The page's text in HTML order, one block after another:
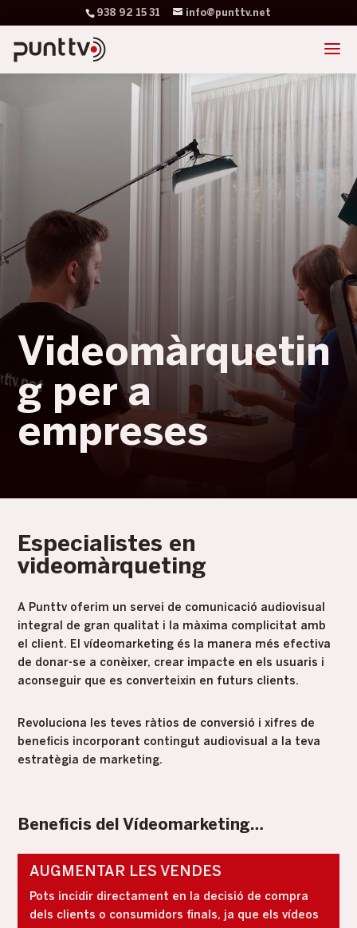
938 92 15 31 info@punttv.net
Videomàrquetin
g per a
empreses
Especialistes en
videomàrqueting
A Punttv oferim un servei de comunicació audiovisual
integral de gran qualitat i la màxima complicitat amb
el client. El vídeomarketing és la manera més efectiva
de donar-se a conèixer, crear impacte en els usuaris i
aconseguir que es converteixin en futurs clients.
Revoluciona les teves ràtios de conversió i xifres de
beneficis incorporant contingut audiovisual a la teva
estratègia de marketing.
Beneficis del Vídeomarketing…
AUGMENTAR LES VENDES
Pots incidir directament en la decisió de compra
dels clients o consumidors finals, ja que els vídeos